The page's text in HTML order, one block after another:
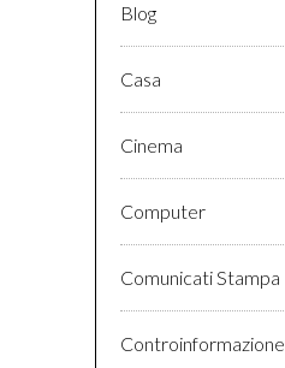
Blog
Casa
Cinema
Computer
Comunicati Stampa
Controinformazione